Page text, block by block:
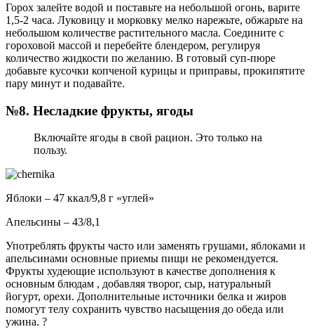
Горох залейте водой и поставьте на небольшой огонь, варите
1,5-2 часа. Луковицу и морковку мелко нарежьте, обжарьте на
небольшом количестве растительного масла. Соедините с
гороховой массой и перебейте блендером, регулируя
количество жидкости по желанию. В готовый суп-пюре
добавьте кусочки копченой курицы и приправы, прокипятите
пару минут и подавайте.
№8. Несладкие фрукты, ягоды
Включайте ягоды в свой рацион. Это только на
пользу.
Яблоки – 47 ккал/9,8 г «углей»
Апельсины – 43/8,1
Употреблять фрукты часто или заменять грушами, яблоками и
апельсинами основные приемы пищи не рекомендуется.
Фрукты худеющие используют в качестве дополнения к
основным блюдам , добавляя творог, сыр, натуральный
йогурт, орехи. Дополнительные источники белка и жиров
помогут телу сохранить чувство насыщения до обеда или
ужина. ?